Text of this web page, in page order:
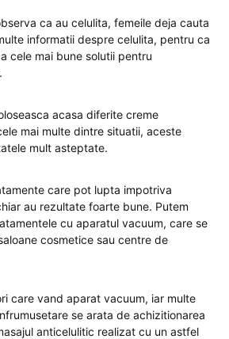
ca au celulita, femeile deja cauta
informatii despre celulita, pentru ca
cele mai bune solutii pentru
acasa diferite creme
mai multe dintre situatii, aceste
mult asteptate.
care pot lupta impotriva
au rezultate foarte bune. Putem
cu aparatul vacuum, care se
cosmetice sau centre de
care vand aparat vacuum, iar multe
se arata de achizitionarea
anticelulitic realizat cu un astfel